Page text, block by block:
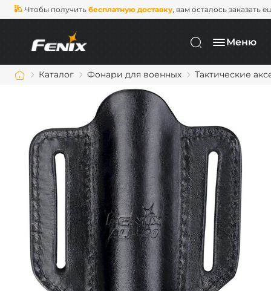
Чтобы получить бесплатную доставку, вам осталось заказать
Меню
Каталог Фонари для военных Тактические